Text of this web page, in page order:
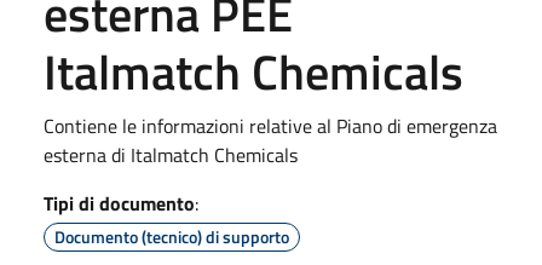
Italmatch Chemicals
Contiene le informazioni relative al Piano di emergenza
esterna di Italmatch Chemicals
Tipi di documento:
Documento (tecnico) di supporto